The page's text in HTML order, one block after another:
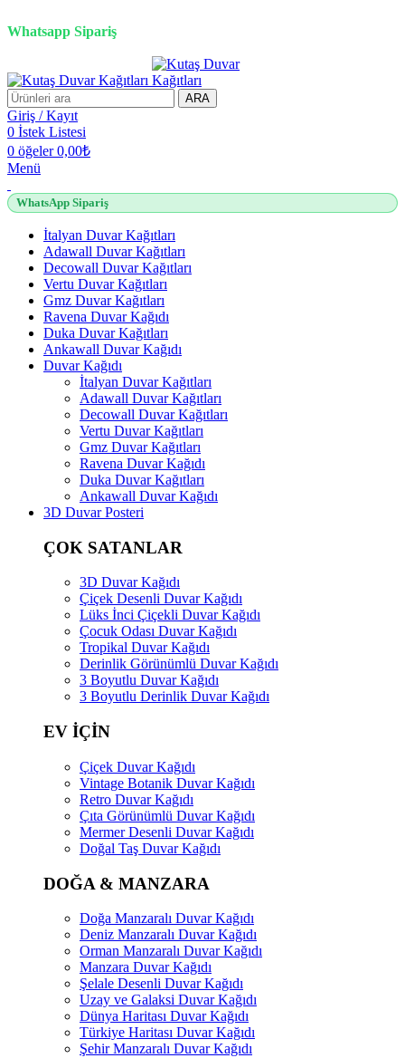
Whatsapp Sipariş
ARA
Giriş / Kayıt
0 İstek Listesi
0 öğeler 0,00₺
Menü
WhatsApp Sipariş
İtalyan Duvar Kağıtları
Adawall Duvar Kağıtları
Decowall Duvar Kağıtları
Vertu Duvar Kağıtları
Gmz Duvar Kağıtları
Ravena Duvar Kağıdı
Duka Duvar Kağıtları
Ankawall Duvar Kağıdı
Duvar Kağıdı
İtalyan Duvar Kağıtları
Adawall Duvar Kağıtları
Decowall Duvar Kağıtları
Vertu Duvar Kağıtları
Gmz Duvar Kağıtları
Ravena Duvar Kağıdı
Duka Duvar Kağıtları
Ankawall Duvar Kağıdı
3D Duvar Posteri
ÇOK SATANLAR
3D Duvar Kağıdı
Çiçek Desenli Duvar Kağıdı
Lüks İnci Çiçekli Duvar Kağıdı
Çocuk Odası Duvar Kağıdı
Tropikal Duvar Kağıdı
Derinlik Görünümlü Duvar Kağıdı
3 Boyutlu Duvar Kağıdı
3 Boyutlu Derinlik Duvar Kağıdı
EV İÇİN
Çiçek Duvar Kağıdı
Vintage Botanik Duvar Kağıdı
Retro Duvar Kağıdı
Çıta Görünümlü Duvar Kağıdı
Mermer Desenli Duvar Kağıdı
Doğal Taş Duvar Kağıdı
DOĞA & MANZARA
Doğa Manzaralı Duvar Kağıdı
Deniz Manzaralı Duvar Kağıdı
Orman Manzaralı Duvar Kağıdı
Manzara Duvar Kağıdı
Şelale Desenli Duvar Kağıdı
Uzay ve Galaksi Duvar Kağıdı
Dünya Haritası Duvar Kağıdı
Türkiye Haritası Duvar Kağıdı
Şehir Manzaralı Duvar Kağıdı